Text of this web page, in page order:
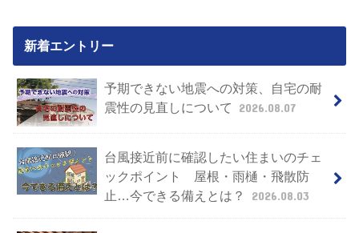
新着エントリー
予期できない地震への対策、自宅の耐
震性の見直しについて
2026.08.07
台風接近前に確認したい住まいのチェ
ックポイント 屋根・雨樋・飛散防
止…今できる備えとは？
2026.08.03